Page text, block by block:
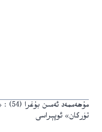
مۇھەممەد
تۈركان» ئوپېراسى